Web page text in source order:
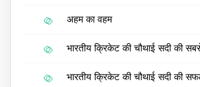
अहम का वहम
भारतीय क्रिकेट की चौथाई सदी की
भारतीय क्रिकेट की चौथाई सदी की